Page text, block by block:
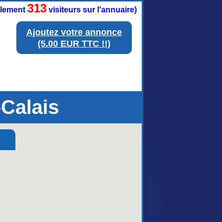
Ajoutez votre annonce
(5.00 EUR TTC !!)
313 visiteurs sur l'annuaire)